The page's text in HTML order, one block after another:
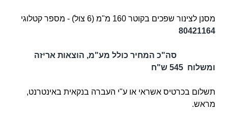
מסנן לצינור שפכים בקוטר 160 מ"מ (6 צול) -
מספר קטלוגי
80421164
סה"כ המחיר כולל מע"מ, הוצאות אריזה
ומשלוח 545 ש"ח
תשלום בכרטיס אשראי או ע"י העברה בנקאית באינטרנט,
מראש.